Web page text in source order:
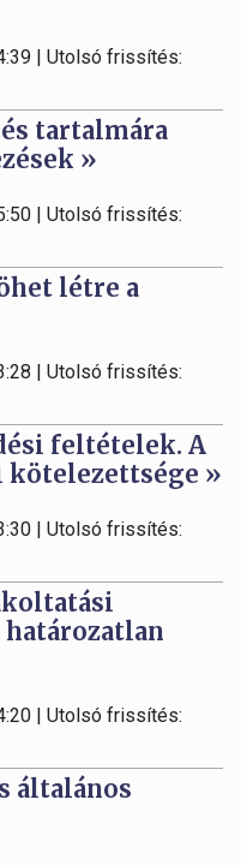
| Utolsó frissítés:
tartalmára
»
| Utolsó frissítés:
létre a
| Utolsó frissítés:
feltételek. A
»
| Utolsó frissítés:
| Utolsó frissítés:
általános